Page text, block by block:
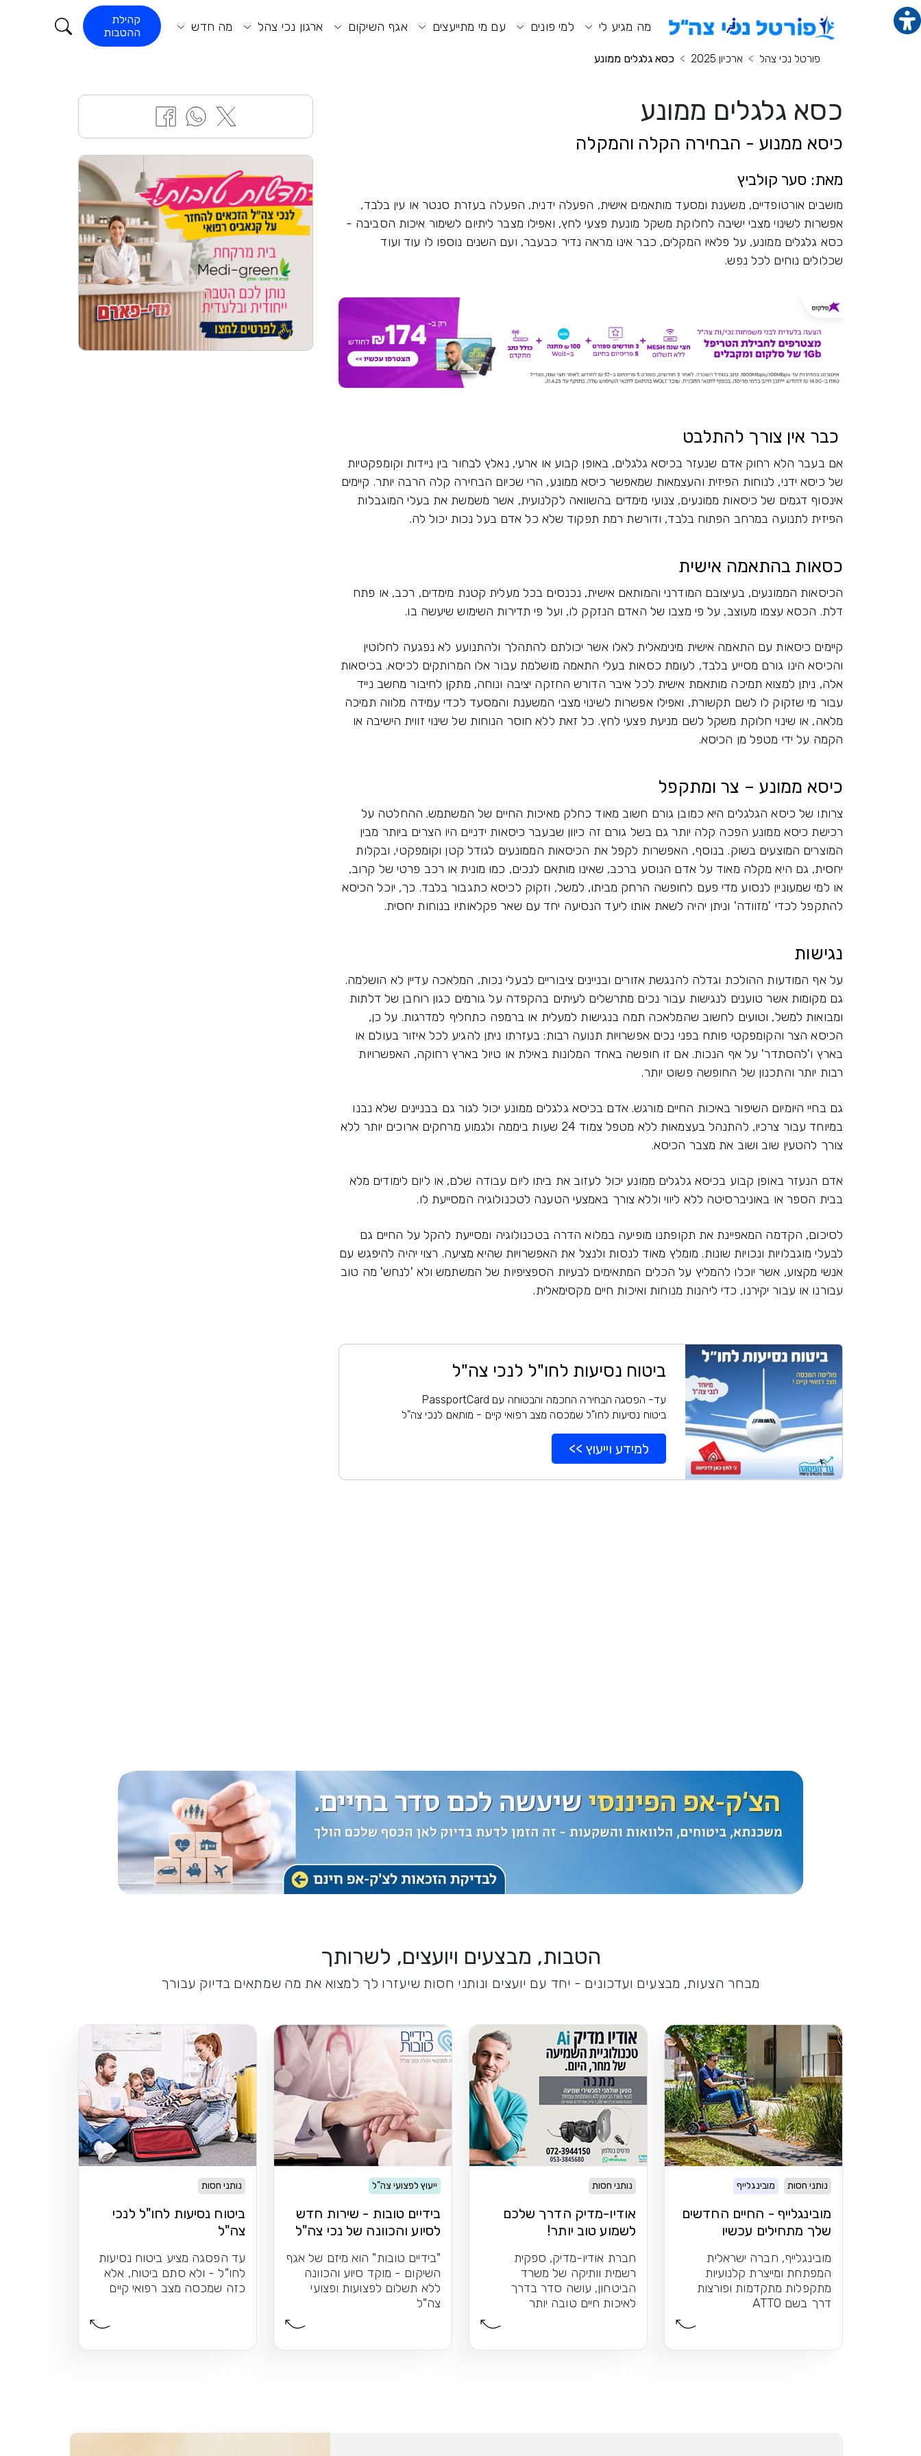
מה מגיע לי למי פונים עם מי מתייעצים אגף השיקום ארגון נכי צהל מה חדש
קהילת
ההטבות
פורטל נכי צהל
ארכיון 2025 כסא גלגלים ממונע
כסא גלגלים ממונע
כיסא ממנוע - הבחירה הקלה והמקלה
מאת: סער קולביץ
מושבים אורטופדיים, משענת ומסעד מותאמים אישית, הפעלה ידנית, הפעלה בעזרת סנטר או עין בלבד,
אפשרות לשינוי מצבי ישיבה לחלוקת משקל מונעת פצעי לחץ, ואפילו מצבר ליתיום לשימור איכות הסביבה -
כסא גלגלים ממונע, על פלאיו המקלים, כבר אינו מראה נדיר כבעבר, ועם השנים נוספו לו עוד ועוד
שכלולים נוחים לכל נפש.
כבר אין צורך להתלבט
אם בעבר הלא רחוק אדם שנעזר בכיסא גלגלים, באופן קבוע או ארעי, נאלץ לבחור בין ניידות וקומפקטיות
של כיסא ידני, לנוחות הפיזית והעצמאות שמאפשר כיסא ממונע, הרי שכיום הבחירה קלה הרבה יותר. קיימים
אינסוף דגמים של כיסאות ממונעים, צנועי מימדים בהשוואה לקלנועית, אשר משמשת את בעלי המוגבלות
הפיזית לתנועה במרחב הפתוח בלבד, ודורשת רמת תפקוד שלא כל אדם בעל נכות יכול לה.
כסאות בהתאמה אישית
הכיסאות הממונעים, בעיצובם המודרני והמותאם אישית, נכנסים בכל מעלית קטנת מימדים, רכב, או פתח
דלת. הכסא עצמו מעוצב, על פי מצבו של האדם הנזקק לו, ועל פי תדירות השימוש שיעשה בו.
קיימים כיסאות עם התאמה אישית מינימאלית לאלו אשר יכולתם להתהלך ולהתנועע לא נפגעה לחלוטין
והכיסא הינו גורם מסייע בלבד, לעומת כסאות בעלי התאמה מושלמת עבור אלו המרותקים לכיסא. בכיסאות
אלה, ניתן למצוא תמיכה מותאמת אישית לכל איבר הדורש החזקה יציבה ונוחה, מתקן לחיבור מחשב נייד
עבור מי שזקוק לו לשם תקשורת, ואפילו אפשרות לשינוי מצבי המשענת והמסעד לכדי עמידה מלווה תמיכה
מלאה, או שינוי חלוקת משקל לשם מניעת פצעי לחץ. כל זאת ללא חוסר הנוחות של שינוי זווית הישיבה או
הקמה על ידי מטפל מן הכיסא.
כיסא ממונע – צר ומתקפל
צרותו של כיסא הגלגלים היא כמובן גורם חשוב מאוד כחלק מאיכות החיים של המשתמש. ההחלטה על
רכישת כיסא ממונע הפכה קלה יותר גם בשל גורם זה כיוון שבעבר כיסאות ידניים היו הצרים ביותר מבין
המוצרים המוצעים בשוק. בנוסף, האפשרות לקפל את הכיסאות הממונעים לגודל קטן וקומפקטי, ובקלות
יחסית, גם היא מקלה מאוד על אדם הנוסע ברכב, שאינו מותאם לנכים, כמו מונית או רכב פרטי של קרוב,
או למי שמעוניין לנסוע מדי פעם לחופשה הרחק מביתו, למשל, וזקוק לכיסא כתגבור בלבד. כך, יוכל הכיסא
להתקפל לכדי 'מזוודה' וניתן יהיה לשאת אותו ליעד הנסיעה יחד עם שאר פקלאותיו בנוחות יחסית.
נגישות
על אף המודעות ההולכת וגדלה להנגשת אזורים ובניינים ציבוריים לבעלי נכות, המלאכה עדיין לא הושלמה.
גם מקומות אשר טוענים לנגישות עבור נכים מתרשלים לעיתים בהקפדה על גורמים כגון רוחבן של דלתות
ומבואות למשל, וטועים לחשוב שהמלאכה תמה בנגישות למעלית או ברמפה כתחליף למדרגות. על כן,
הכיסא הצר והקומפקטי פותח בפני נכים אפשרויות תנועה רבות: בעזרתו ניתן להגיע לכל איזור בעולם או
בארץ ו'להסתדר' על אף הנכות. אם זו חופשה באחד המלונות באילת או טיול בארץ רחוקה, האפשרויות
רבות יותר והתכנון של החופשה פשוט יותר.
גם בחיי היומיום השיפור באיכות החיים מורגש. אדם בכיסא גלגלים ממונע יכול לגור גם בבניינים שלא נבנו
במיוחד עבור צרכיו, להתנהל בעצמאות ללא מטפל צמוד 24 שעות ביממה ולגמוע מרחקים ארוכים יותר ללא
צורך להטעין שוב ושוב את מצבר הכיסא.
אדם הנעזר באופן קבוע בכיסא גלגלים ממונע יכול לעזוב את ביתו ליום עבודה שלם, או ליום לימודים מלא
בבית הספר או באוניברסיטה ללא ליווי וללא צורך באמצעי הטענה לטכנולוגיה המסייעת לו.
לסיכום, הקדמה המאפיינת את תקופתנו מופיעה במלוא הדרה בטכנולוגיה ומסייעת להקל על החיים גם
לבעלי מוגבלויות ונכויות שונות. מומלץ מאוד לנסות ולנצל את האפשרויות שהיא מציעה. רצוי יהיה להיפגש עם
אנשי מקצוע, אשר יוכלו להמליץ על הכלים המתאימים לבעיות הספציפיות של המשתמש ולא 'לנחש' מה טוב
עבורנו או עבור יקירנו, כדי ליהנות מנוחות ואיכות חיים מקסימאלית.
ביטוח נסיעות לחו"ל לנכי צה"ל
עד- הפסגה הבחירה החכמה והבטוחה עם PassportCard
ביטוח נסיעות לחו"ל שמכסה מצב רפואי קיים - מותאם לנכי צה"ל
למידע וייעוץ >>
הטבות, מבצעים ויועצים, לשרותך
מבחר הצעות, מבצעים ועדכונים - יחד עם יועצים ונותני חסות שיעזרו לך למצוא את מה שמתאים בדיוק עבורך
נותני חסות מובינגלייף
מובינגלייף - החיים החדשים
שלך מתחילים עכשיו
מובינגלייף, חברה ישראלית
המפתחת ומייצרת קלנועיות
מתקפלות מתקדמות ופורצות
דרך בשם ATTO
נותני חסות
אודיו-מדיק הדרך שלכם
לשמוע טוב יותר!
חברת אודיו-מדיק, ספקית
רשמית וותיקה של משרד
הביטחון, עושה סדר בדרך
לאיכות חיים טובה יותר
ייעוץ לפצועי צה"ל
בידיים טובות - שירות חדש
לסיוע והכוונה של נכי צה"ל
"בידיים טובות" הוא מיזם של אגף
השיקום - מוקד סיוע והכוונה
ללא תשלום לפצועות ופצועי
צה"ל
נותני חסות
ביטוח נסיעות לחו"ל לנכי
צה"ל
עד הפסגה מציע ביטוח נסיעות
לחו"ל - ולא סתם ביטוח, אלא
כזה שמכסה מצב רפואי קיים
תוכן מרכזי מנוע חיפוש תפריט ראשי תפריט נגישות קורא התוכן